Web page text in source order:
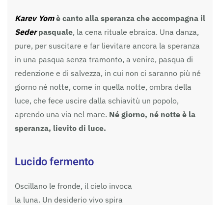
Karev Yomè canto alla speranza che accompagna il
Sederpasquale, la cena rituale ebraica. Una danza,
pure, per suscitare e far lievitare ancora la speranza
in una pasqua senza tramonto, a venire, pasqua di
redenzione e di salvezza, in cui non ci saranno più né
giorno né notte, come in quella notte, ombra della
luce, che fece uscire dalla schiavitù un popolo,
aprendo una via nel mare. Né giorno, né notte è la
speranza, lievito di luce.
Lucido fermento
Oscillano le fronde, il cielo invoca
la luna. Un desiderio vivo spira